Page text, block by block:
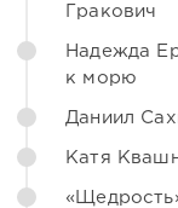
Гракович
Надежда
к морю
Даниил
Катя